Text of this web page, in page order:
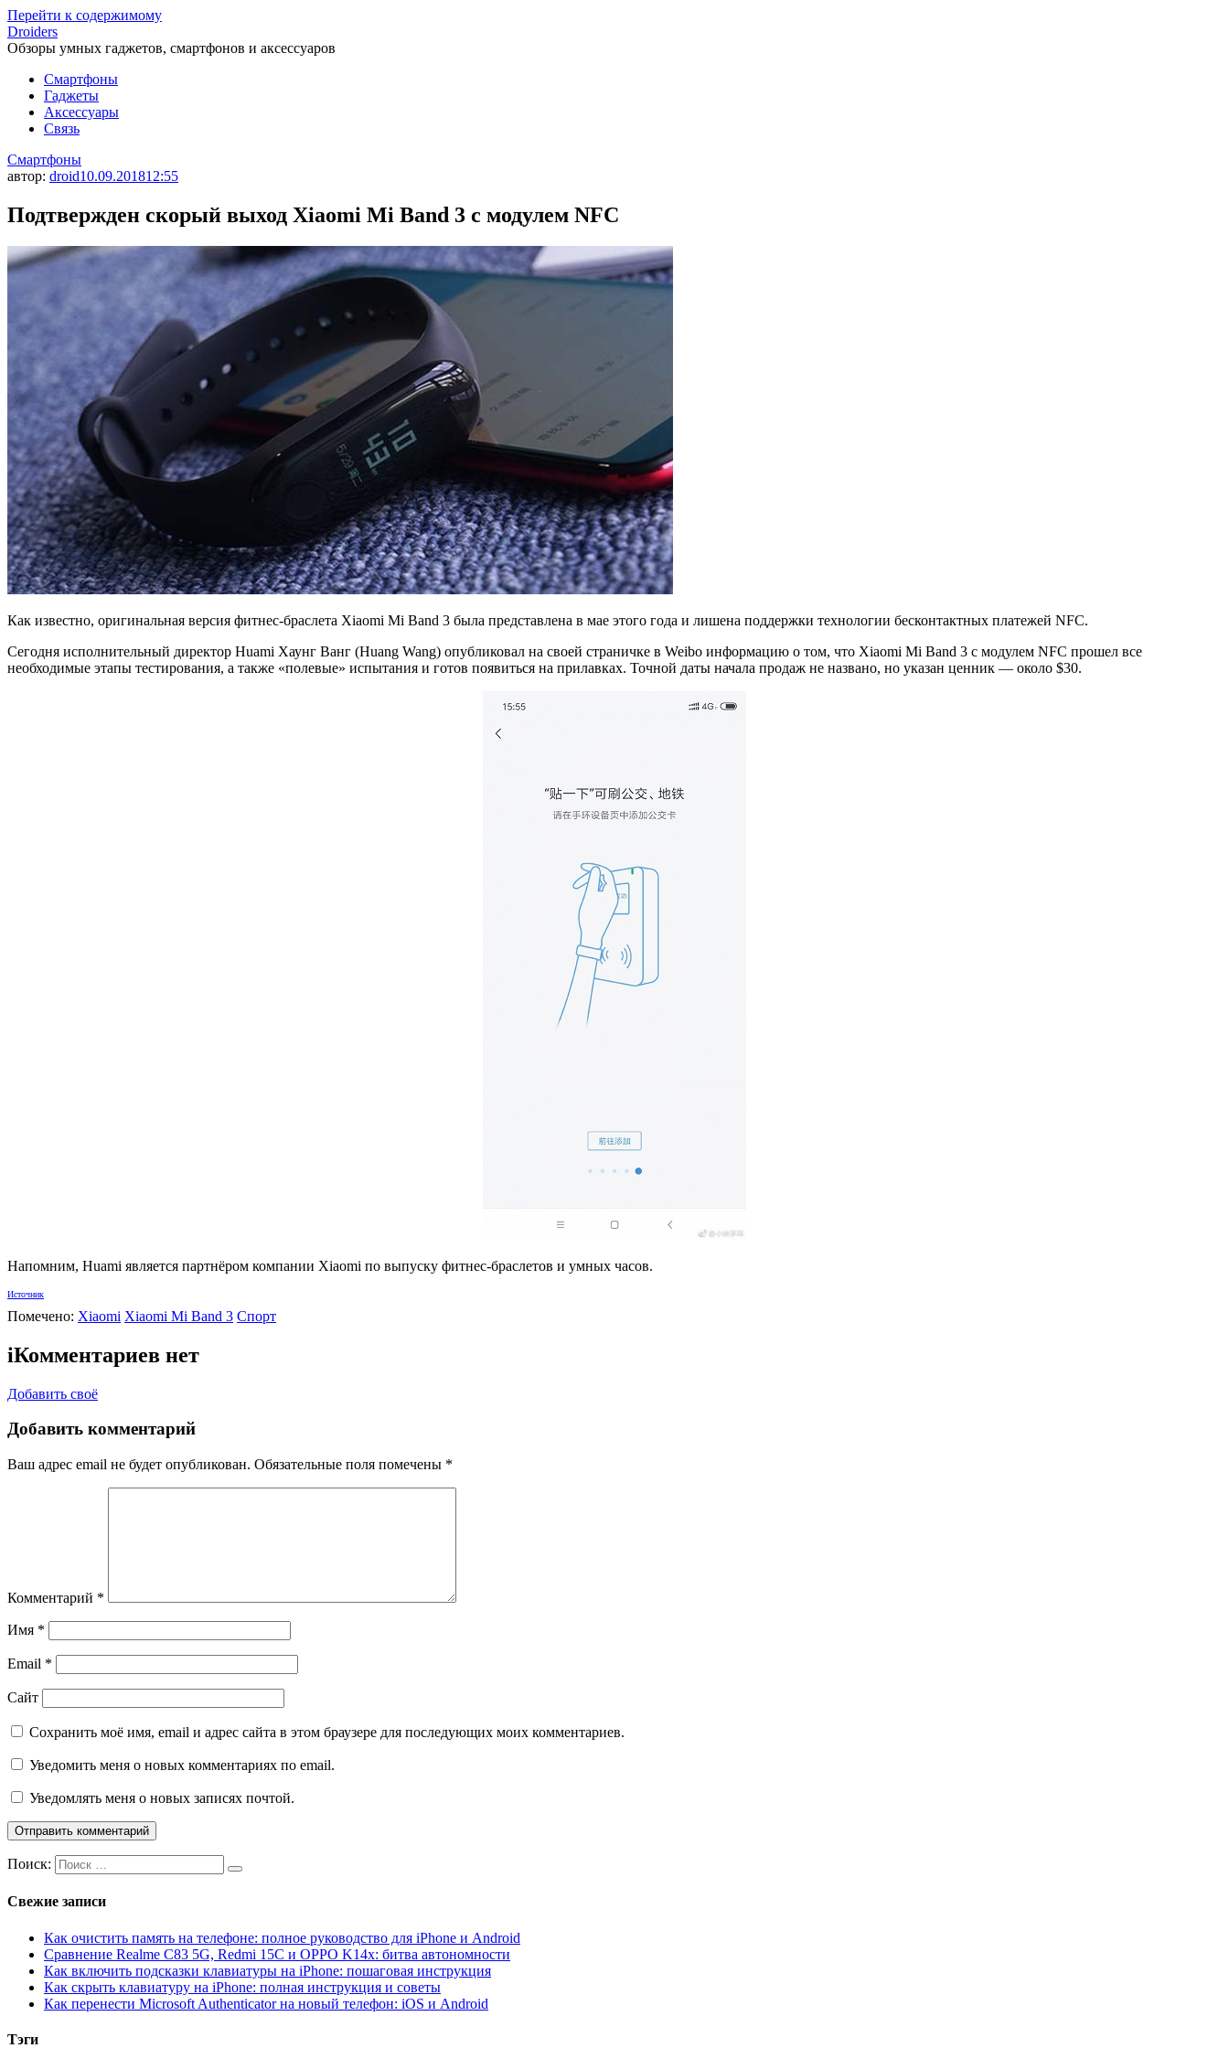
Перейти к содержимому
Droiders
Обзоры умных гаджетов, смартфонов и аксессуаров
Смартфоны
Гаджеты
Аксессуары
Связь
Смартфоны
автор: droid10.09.201812:55
Подтвержден скорый выход Xiaomi Mi Band 3 с модулем NFC
Как известно, оригинальная версия фитнес-браслета Xiaomi Mi Band 3 была представлена в мае этого года и лишена поддержки технологии бесконтактных платежей NFC.
Сегодня исполнительный директор Huami Хаунг Ванг (Huang Wang) опубликовал на своей страничке в Weibo информацию о том, что Xiaomi Mi Band 3 с модулем NFC прошел все
необходимые этапы тестирования, а также «полевые» испытания и готов появиться на прилавках. Точной даты начала продаж не названо, но указан ценник — около $30.
Напомним, Huami является партнёром компании Xiaomi по выпуску фитнес-браслетов и умных часов.
Источник
Помечено: Xiaomi Xiaomi Mi Band 3 Спорт
iКомментариев нет
Добавить своё
Добавить комментарий
Ваш адрес email не будет опубликован. Обязательные поля помечены *
Комментарий *
Имя *
Email *
Сайт
Сохранить моё имя, email и адрес сайта в этом браузере для последующих моих комментариев.
Уведомить меня о новых комментариях по email.
Уведомлять меня о новых записях почтой.
Поиск:
Свежие записи
Как очистить память на телефоне: полное руководство для iPhone и Android
Сравнение Realme C83 5G, Redmi 15C и OPPO K14x: битва автономности
Как включить подсказки клавиатуры на iPhone: пошаговая инструкция
Как скрыть клавиатуру на iPhone: полная инструкция и советы
Как перенести Microsoft Authenticator на новый телефон: iOS и Android
Тэги